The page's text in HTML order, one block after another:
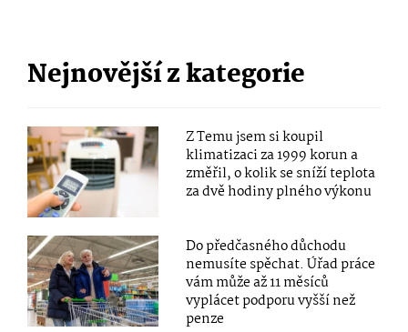
Nejnovější z kategorie
Z Temu jsem si koupil
klimatizaci za 1999 korun a
změřil, o kolik se sníží teplota
za dvě hodiny plného výkonu
Do předčasného důchodu
nemusíte spěchat. Úřad práce
vám může až 11 měsíců
vyplácet podporu vyšší než
penze